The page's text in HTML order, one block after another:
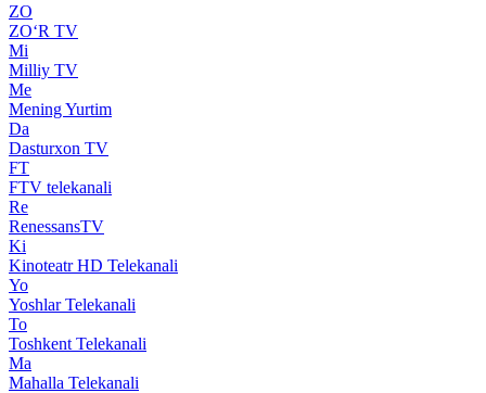
ZO
ZO‘R TV
Mi
Milliy TV
Me
Mening Yurtim
Da
Dasturxon TV
FT
FTV telekanali
Re
RenessansTV
Ki
Kinoteatr HD Telekanali
Yo
Yoshlar Telekanali
To
Toshkent Telekanali
Ma
Mahalla Telekanali